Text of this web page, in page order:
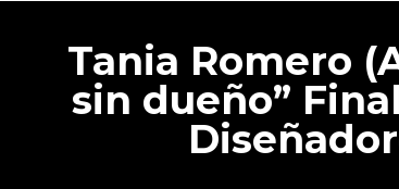
Tania Romero
sin dueño”